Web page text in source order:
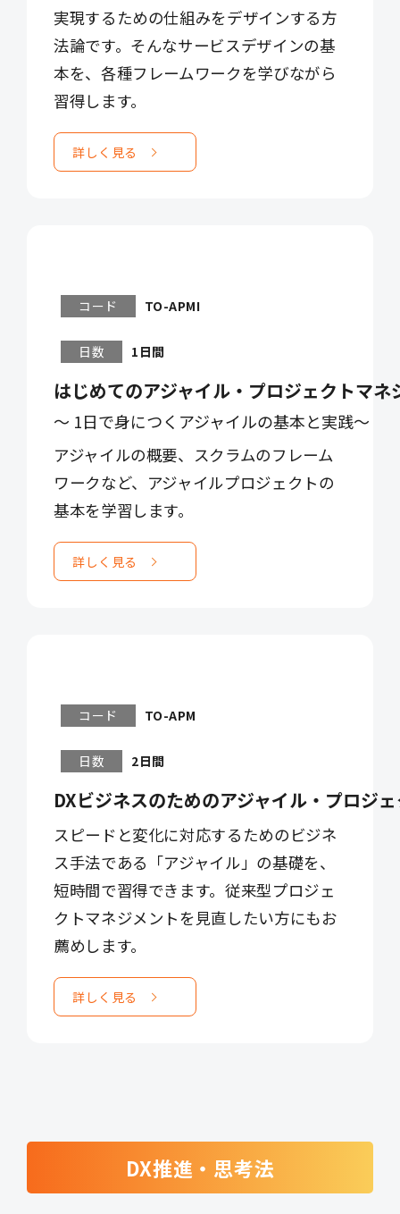
実現するための仕組みをデザインする方
法論です。そんなサービスデザインの基
本を、各種フレームワークを学びながら
習得します。
詳しく見る
コード TO-APMI
日数 1日間
はじめてのアジャイル・プロジェクトマネ
～ 1日で身につくアジャイルの基本と実践～
アジャイルの概要、スクラムのフレーム
ワークなど、アジャイルプロジェクトの
基本を学習します。
詳しく見る
コード TO-APM
日数 2日間
DXビジネスのためのアジャイル・プロジ
スピードと変化に対応するためのビジネ
ス手法である「アジャイル」の基礎を、
短時間で習得できます。従来型プロジェ
クトマネジメントを見直したい方にもお
薦めします。
詳しく見る
DX推進・思考法